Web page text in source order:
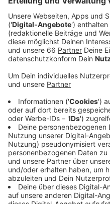
Anzeige
Unfallhergang und
Zwei Männer aus
späten Montagabend auf
unterwegs. Aus bisher
Höhe der Münchener
Fahrbahn abgekommen
Brückenpfeiler gefahren.
Insassen mit